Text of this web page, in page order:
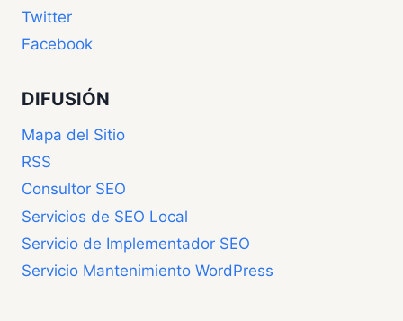
Twitter
Facebook
DIFUSIÓN
Mapa del Sitio
RSS
Consultor SEO
Servicios de SEO Local
Servicio de Implementador SEO
Servicio Mantenimiento WordPress